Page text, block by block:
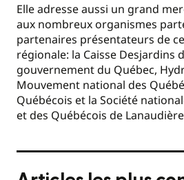
Elle adresse aussi un grand
aux nombreux organismes
partenaires présentateurs de
régionale: la Caisse Desjardins
gouvernement du Québec,
Mouvement national des
Québécois et la Société
et des Québécois de